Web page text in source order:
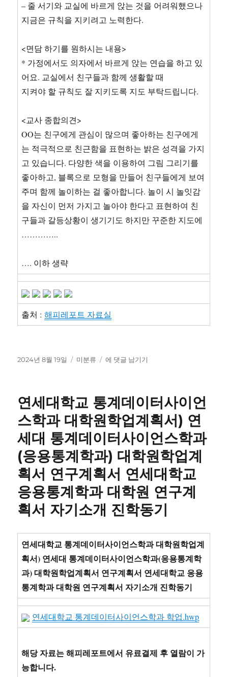
– 줄 서기와 교실에 바르게 앉는 것을 어려워했으나
지금은 규칙을 지키려고 노력한다.
<면담 하기를 원하시는 내용>
* 가정에서도 의자에서 바르게 앉는 연습을 하고 있
어요. 교실에서 친구들과 함께 생활할 때
지켜야 할 규칙도 잘 지키도록 지도 부탁드립니다.
<교사 종합의견>
OO는 친구에게 관심이 많으며 좋아하는 친구에게
는 적극적으로 친근함을 표현하는 밝은 성격을 가지
고 있습니다. 다양한 색을 이용하여 그림 그리기를
좋아하고, 블록으로 모형을 만들어 친구들에게 보여
주며 함께 놀이하는 걸 좋아합니다. 놀이 시 놀잇감
을 자신이 먼저 가지고 놀아야 한다고 표현하여 친
구들과 갈등상황이 생기기도 하지만 꾸준한 지도에
…………..
…. 이하 생략
출처 :해피레포트 자료실
작
2024년 8월 19일
카
미분류
만
학
기
부
모
면
담
일
지
15
(부
상
담
일
개
별
면
일
지)
에 댓글 남기기
연세대학교 통계데이터사이언
스학과 대학원학업계획서) 연
세대 통계데이터사이언스학과
(응용통계학과) 대학원학업계
획서 연구계획서 연세대학교
응용통계학과 대학원 연구계
획서 자기소개 진학동기
연세대학교 통계데이터사이언스학과 대학원학업계
획서) 연세대 통계데이터사이언스학과(응용통계학
과) 대학원학업계획서 연구계획서 연세대학교 응용
통계학과 대학원 연구계획서 자기소개 진학동기
연세대학교 통계데이터사이언스학과 학업.hwp
해당 자료는 해피레포트에서 유료결제 후 열람이 가
능합니다.